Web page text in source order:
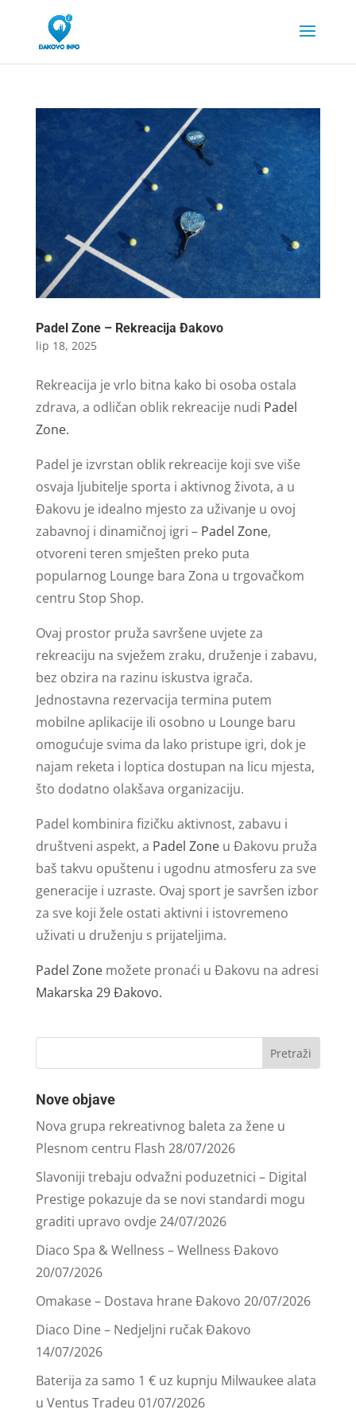
Padel Zone – Rekreacija Đakovo
lip 18, 2025
Rekreacija je vrlo bitna kako bi osoba ostala
zdrava, a odličan oblik rekreacije nudi Padel
Zone.
Padel je izvrstan oblik rekreacije koji sve više
osvaja ljubitelje sporta i aktivnog života, a u
Đakovu je idealno mjesto za uživanje u ovoj
zabavnoj i dinamičnoj igri – Padel Zone,
otvoreni teren smješten preko puta
popularnog Lounge bara Zona u trgovačkom
centru Stop Shop.
Ovaj prostor pruža savršene uvjete za
rekreaciju na svježem zraku, druženje i zabavu,
bez obzira na razinu iskustva igrača.
Jednostavna rezervacija termina putem
mobilne aplikacije ili osobno u Lounge baru
omogućuje svima da lako pristupe igri, dok je
najam reketa i loptica dostupan na licu mjesta,
što dodatno olakšava organizaciju.
Padel kombinira fizičku aktivnost, zabavu i
društveni aspekt, a Padel Zoneu Đakovu pruža
baš takvu opuštenu i ugodnu atmosferu za sve
generacije i uzraste. Ovaj sport je savršen izbor
za sve koji žele ostati aktivni i istovremeno
uživati u druženju s prijateljima.
Padel Zonemožete pronaći u Đakovu na adresi
Makarska 29 Đakovo.
Nove objave
Nova grupa rekreativnog baleta za žene u
Plesnom centru Flash 28/07/2026
Slavoniji trebaju odvažni poduzetnici – Digital
Prestige pokazuje da se novi standardi mogu
graditi upravo ovdje24/07/2026
Diaco Spa & Wellness – Wellness Đakovo
20/07/2026
Omakase – Dostava hrane Đakovo 20/07/2026
Diaco Dine – Nedjeljni ručak Đakovo
14/07/2026
Baterija za samo 1 € uz kupnju Milwaukee alata
u Ventus Tradeu 01/07/2026